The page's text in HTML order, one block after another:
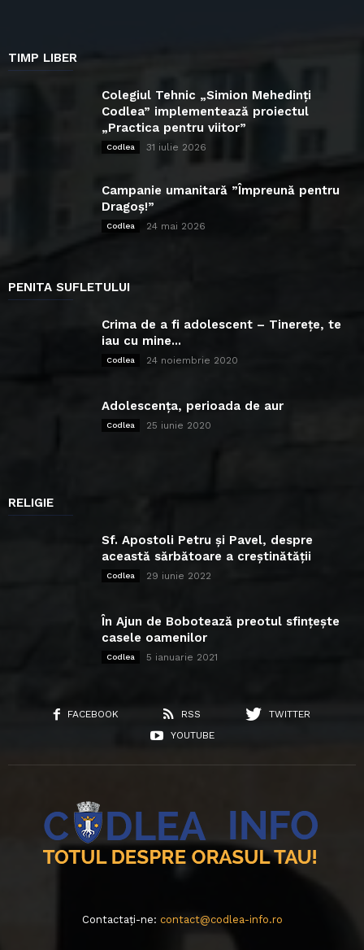
TIMP LIBER
Colegiul Tehnic „Simion Mehedinți
Codlea” implementează proiectul
„Practica pentru viitor”
Codlea 31 iulie 2026
Campanie umanitară ”Împreună pentru
Dragoș!”
Codlea 24 mai 2026
PENITA SUFLETULUI
Crima de a fi adolescent – Tinerețe, te
iau cu mine...
Codlea 24 noiembrie 2020
Adolescența, perioada de aur
Codlea 25 iunie 2020
RELIGIE
Sf. Apostoli Petru și Pavel, despre
această sărbătoare a creștinătății
Codlea 29 iunie 2022
În Ajun de Bobotează preotul sfințește
casele oamenilor
Codlea 5 ianuarie 2021
FACEBOOK RSS
TWITTER
YOUTUBE
Contactați-ne: contact@codlea-info.ro